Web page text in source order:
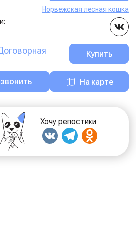
Норвежская лесная кошка
Купить
На карте
Хочу репостики